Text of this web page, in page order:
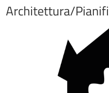
Architettura/